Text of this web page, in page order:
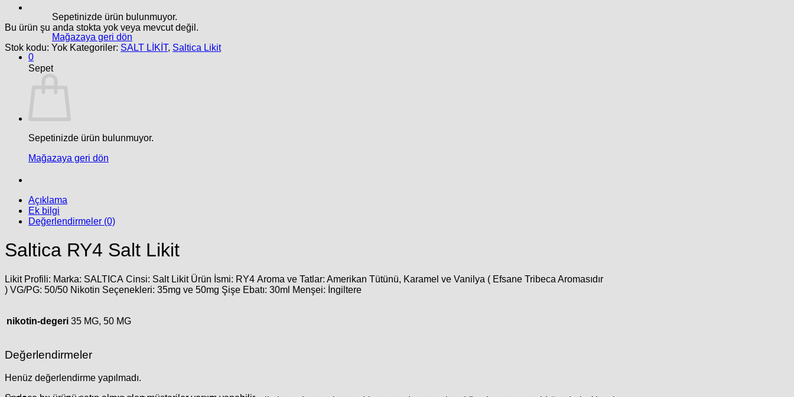
Sepetinizde ürün bulunmuyor.
Mağazaya geri dön
0
Sepet
Sepetinizde ürün bulunmuyor.
Mağazaya geri dön
Bu ürün şu anda stokta yok veya mevcut değil.
Stok kodu: Yok Kategoriler: SALT LİKİT, Saltica Likit
Açıklama
Ek bilgi
Değerlendirmeler (0)
Saltica RY4 Salt Likit
Likit Profili: Marka: SALTICA Cinsi: Salt LikitÜrün İsmi: RY4 Aroma ve Tatlar: Amerikan Tütünü, Karamel ve Vanilya ( Efsane Tribeca Aromasıdır
) VG/PG: 50/50 Nikotin Seçenekleri: 35mg ve 50mg Şişe Ebatı: 30ml Menşei: İngiltere
nikotin-degeri 35 MG, 50 MG
Değerlendirmeler
Henüz değerlendirme yapılmadı.